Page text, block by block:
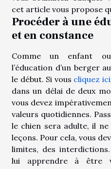
cet article vous propose
Procéder à une
et en constance
Comme un enfant
l’éducation d’un berger
le début. Si vous cliquez ici
dans un délai de deux
vous devez
valeurs quotidiennes.
le chien sera adulte, il
leçons. Pour cela, vous
limites, des
lui apprendre à être